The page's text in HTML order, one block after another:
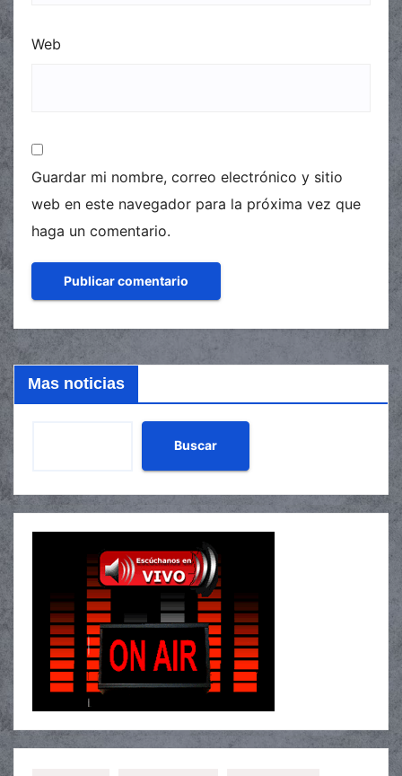
Web
Guardar mi nombre, correo electrónico y sitio
web en este navegador para la próxima vez que
haga un comentario.
Mas noticias
Buscar